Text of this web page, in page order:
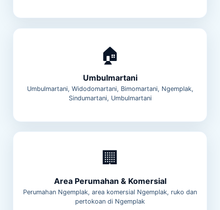
🏠
Umbulmartani
Umbulmartani, Widodomartani, Bimomartani, Ngemplak,
Sindumartani, Umbulmartani
🏢
Area Perumahan & Komersial
Perumahan Ngemplak, area komersial Ngemplak, ruko dan
pertokoan di Ngemplak